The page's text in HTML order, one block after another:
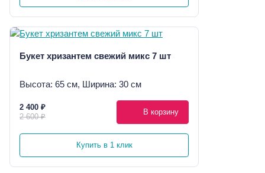
Букет хризантем свежий микс 7 шт
Высота: 65 см, Ширина: 30 см
2 400 ₽
2 600 ₽
В корзину
Купить в 1 клик